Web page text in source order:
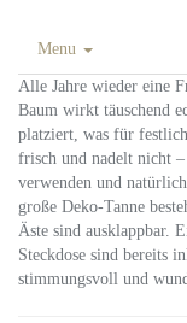
Menu
Alle Jahre wieder eine
Baum wirkt täuschend
platziert, was für
frisch und nadelt nicht
verwenden und
große Deko-Tanne
Äste sind ausklappbar.
Steckdose sind bereits
stimmungsvoll und